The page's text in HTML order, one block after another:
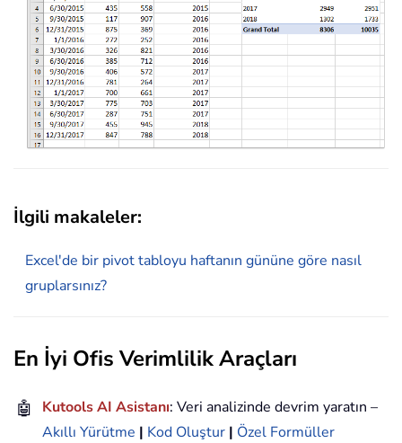
İlgili makaleler:
Excel'de bir pivot tabloyu haftanın gününe göre nasıl
gruplarsınız?
En İyi Ofis Verimlilik Araçları
🤖 Kutools AI Asistanı: Veri analizinde devrim yaratın –
Akıllı Yürütme | Kod Oluştur | Özel Formüller